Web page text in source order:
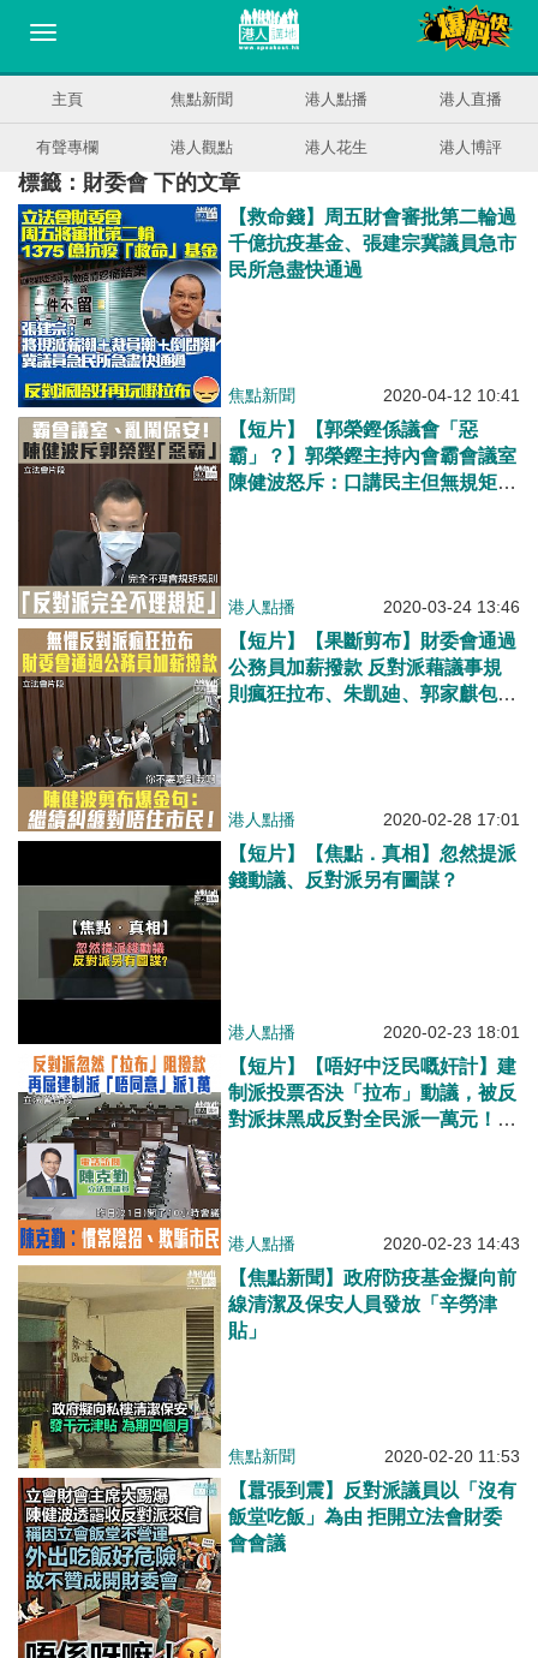
主頁 焦點新聞 港人點播 港人直播
有聲專欄 港人觀點 港人花生 港人博評
標籤：財委會 下的文章
【救命錢】周五財會審批第二輪過
千億抗疫基金、張建宗冀議員急市
民所急盡快通過
焦點新聞 2020-04-12 10:41
【短片】【郭榮鏗係議會「惡
霸」？】郭榮鏗主持內會霸會議室
陳健波怒斥：口講民主但無規矩、
港人點播 2020-03-24 13:46
【短片】【果斷剪布】財委會通過
公務員加薪撥款 反對派藉議事規
則瘋狂拉布、朱凱廸、郭家麒包圍
港人點播 2020-02-28 17:01
【短片】【焦點．真相】忽然提派
錢動議、反對派另有圖謀？
港人點播 2020-02-23 18:01
【短片】【唔好中泛民嘅奸計】建
制派投票否決「拉布」動議，被反
對派抹黑成反對全民派一萬元！陳
港人點播 2020-02-23 14:43
【焦點新聞】政府防疫基金擬向前
線清潔及保安人員發放「辛勞津
貼」
焦點新聞 2020-02-20 11:53
【囂張到震】反對派議員以「沒有
飯堂吃飯」為由 拒開立法會財委
會會議